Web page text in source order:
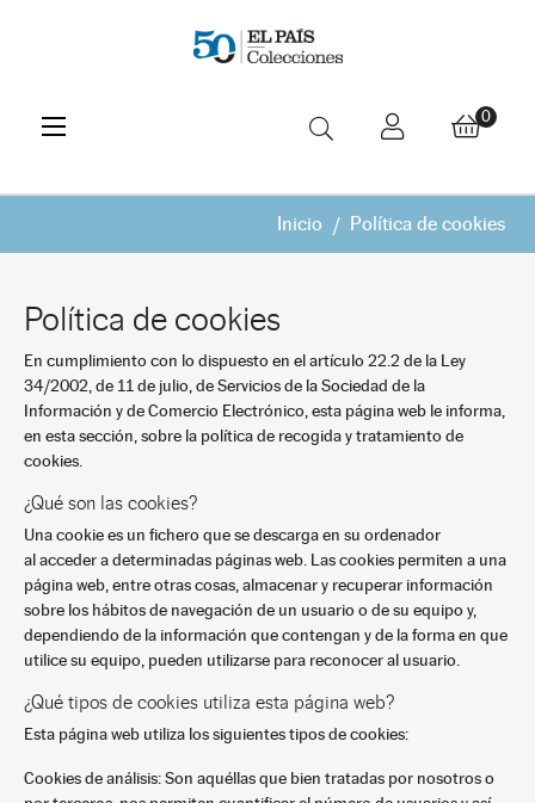
Navegación
de
☰ 0
Inicio Política de cookies
Política de cookies
En cumplimiento con lo dispuesto en el artículo 22.2 de la Ley
34/2002, de 11 de julio, de Servicios de la Sociedad de la
Información y de Comercio Electrónico, esta página web le informa,
en esta sección, sobre la política de recogida y tratamiento de
cookies.
¿Qué son las cookies?
Una cookie es un fichero que se descarga en su ordenador
al acceder a determinadas páginas web. Las cookies permiten a una
página web, entre otras cosas, almacenar y recuperar información
sobre los hábitos de navegación de un usuario o de su equipo y,
dependiendo de la información que contengan y de la forma en que
utilice su equipo, pueden utilizarse para reconocer al usuario.
¿Qué tipos de cookies utiliza esta página web?
Esta página web utiliza los siguientes tipos de cookies:
Cookies de análisis: Son aquéllas que bien tratadas por nosotros o